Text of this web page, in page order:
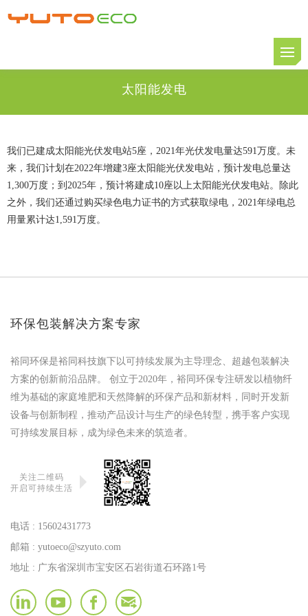
太阳能发电
我们已建成太阳能光伏发电站5座，2021年光伏发电量达591万度。未
来，我们计划在2022年增建3座太阳能光伏发电站，预计发电总量达
1,300万度；到2025年，预计将建成10座以上太阳能光伏发电站。除此
之外，我们还通过购买绿色电力证书的方式获取绿电，2021年绿电总
用量累计达1,591万度。
环保包装解决方案专家
裕同环保是裕同科技旗下以可持续发展为主导理念、超越包装解决
方案的创新前沿品牌。 创立于2020年，裕同环保专注研发以植物纤
维为基础的家庭堆肥和天然降解的环保产品和新材料，同时开发新
设备与创新制程，推动产品设计与生产的绿色转型，携手客户实现
可持续发展目标，成为绿色未来的筑造者。
关注二维码
开启可持续生活
电话 : 15602431773
邮箱 : yutoeco@szyuto.com
地址 : 广东省深圳市宝安区石岩街道石环路1号